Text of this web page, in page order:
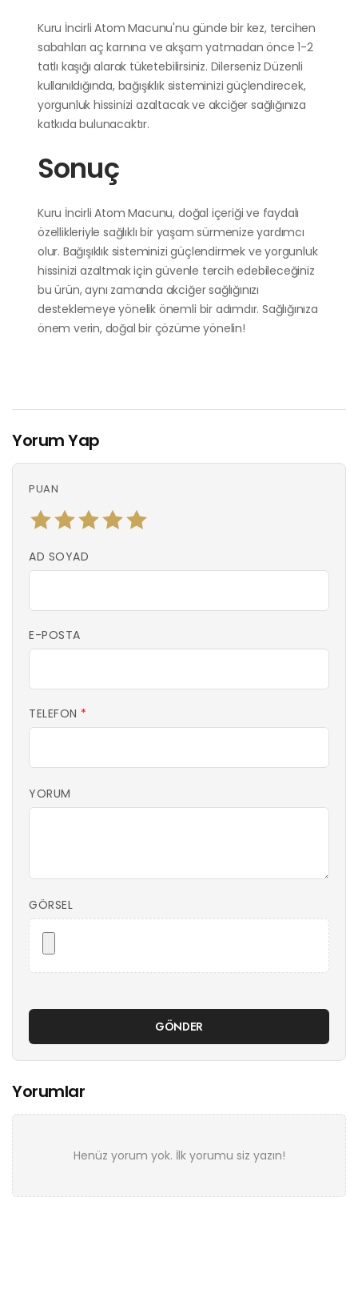
Kuru İncirli Atom Macunu'nu günde bir kez, tercihen
sabahları aç karnına ve akşam yatmadan önce 1-2
tatlı kaşığı alarak tüketebilirsiniz. Dilerseniz Düzenli
kullanıldığında, bağışıklık sisteminizi güçlendirecek,
yorgunluk hissinizi azaltacak ve akciğer sağlığınıza
katkıda bulunacaktır.
Sonuç
Kuru İncirli Atom Macunu, doğal içeriği ve faydalı
özellikleriyle sağlıklı bir yaşam sürmenize yardımcı
olur. Bağışıklık sisteminizi güçlendirmek ve yorgunluk
hissinizi azaltmak için güvenle tercih edebileceğiniz
bu ürün, aynı zamanda akciğer sağlığınızı
desteklemeye yönelik önemli bir adımdır. Sağlığınıza
önem verin, doğal bir çözüme yönelin!
Yorum Yap
PUAN
AD SOYAD
E-POSTA
TELEFON *
YORUM
GÖRSEL
GÖNDER
Yorumlar
Henüz yorum yok. İlk yorumu siz yazın!